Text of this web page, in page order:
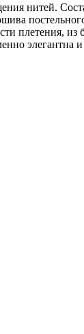
нитей.
плетения,
элегантна